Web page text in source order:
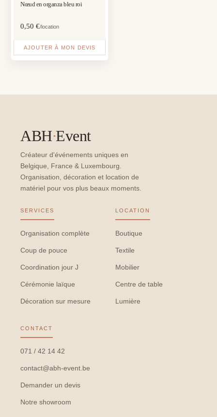
Nœud en organza bleu roi
0,50€/location
AJOUTER À MON DEVIS
ABH·Event
Créateur d'événements uniques en
Belgique, France & Luxembourg.
Organisation, décoration et location de
matériel pour vos plus beaux moments.
SERVICES
Organisation complète
Coup de pouce
Coordination jour J
Cérémonie laïque
Décoration sur mesure
LOCATION
Boutique
Textile
Mobilier
Centre de table
Lumière
CONTACT
071 / 42 14 42
contact@abh-event.be
Demander un devis
Notre showroom